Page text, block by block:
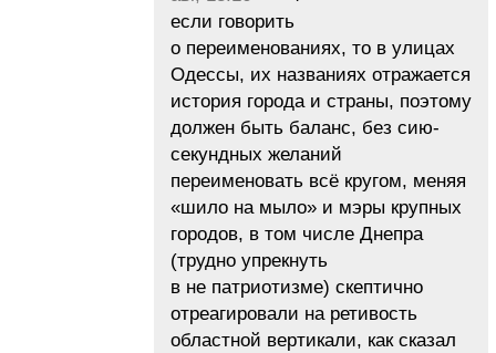
если говорить
о переименованиях, то в улицах
Одессы, их названиях отражается
история города и страны, поэтому
должен быть баланс, без сию-
секундных желаний
переименовать всё кругом, меняя
«шило на мыло» и мэры крупных
городов, в том числе Днепра
(трудно упрекнуть
в не патриотизме) скептично
отреагировали на ретивость
областной вертикали, как сказал